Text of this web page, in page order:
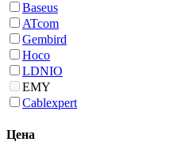
Baseus
ATcom
Gembird
Hoco
LDNIO
EMY
Cablexpert
Цена